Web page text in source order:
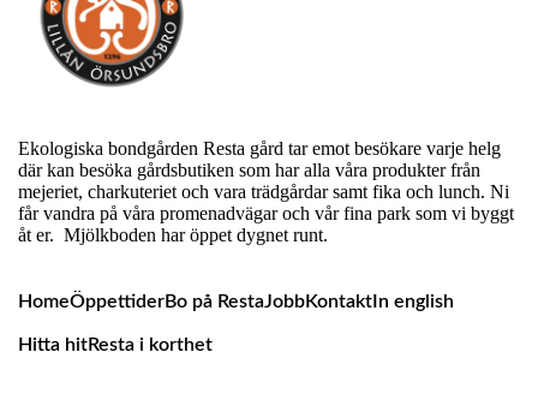
Ekologiska bondgården Resta gård tar emot besökare varje helg
där kan besöka gårdsbutiken som har alla våra produkter från
mejeriet, charkuteriet och vara trädgårdar samt fika och lunch. Ni
får vandra på våra promenadvägar och vår fina park som vi byggt
åt er. Mjölkboden har öppet dygnet runt.
HomeÖppettiderBo på RestaJobbKontakt In english
Hitta hitResta i korthet